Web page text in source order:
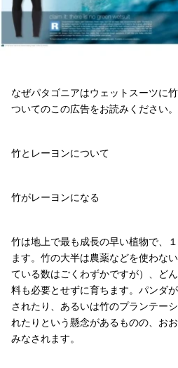
なぜパタゴニアはウェットスーツに
ついてのこの広告をお読みください。
竹とレーヨンについて
竹がレーヨンになる
竹は地上で最も成長の早い植物で、
ます。竹の大半は農薬などを使わな
ている数はごくわずかですが）、ど
料も必要とせずに育ちます。パンダ
されたり、あるいは竹のプランテー
れたりという懸念があるものの、お
みなされます。